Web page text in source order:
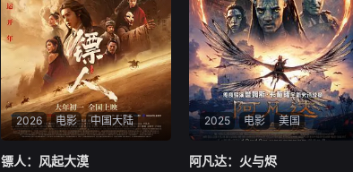
2026 电影 中国大陆
镖人：风起大漠
镖人：风起大漠
2025 电影 美国
阿凡达：火与烬
阿凡达：火与烬